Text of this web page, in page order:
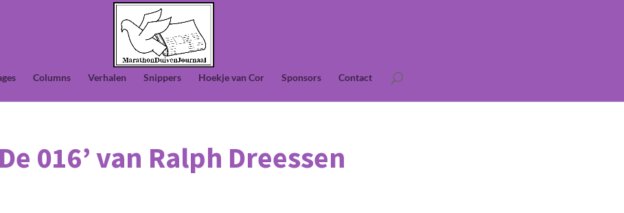
Columns Verhalen Snippers Hoekje van Cor Sponsors Contact
016’ van Ralph Dreessen